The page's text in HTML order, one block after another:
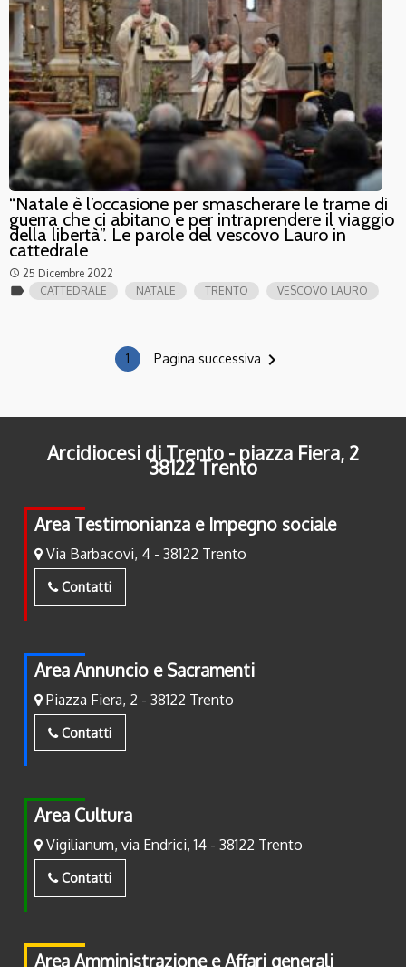
“Natale è l’occasione per smascherare le trame di
guerra che ci abitano e per intraprendere il viaggio
della libertà”. Le parole del vescovo Lauro in
cattedrale
access_time 25 Dicembre 2022
label CATTEDRALE NATALE TRENTO VESCOVO LAURO
1 Pagina successiva navigate_next
Arcidiocesi di Trento - piazza Fiera, 2
38122 Trento
Area Testimonianza e Impegno sociale
Via Barbacovi, 4 - 38122 Trento
Contatti
Area Annuncio e Sacramenti
Piazza Fiera, 2 - 38122 Trento
Contatti
Area Cultura
Vigilianum, via Endrici, 14 - 38122 Trento
Contatti
Area Amministrazione e Affari generali